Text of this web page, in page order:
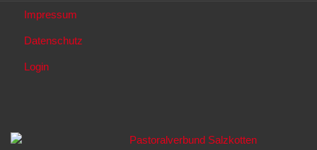
Impressum
Datenschutz
Login